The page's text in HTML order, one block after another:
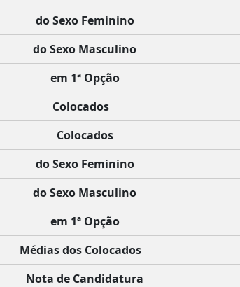
do Sexo Feminino
do Sexo Masculino
em 1ª Opção
Colocados
Colocados
do Sexo Feminino
do Sexo Masculino
em 1ª Opção
Médias dos Colocados
Nota de Candidatura